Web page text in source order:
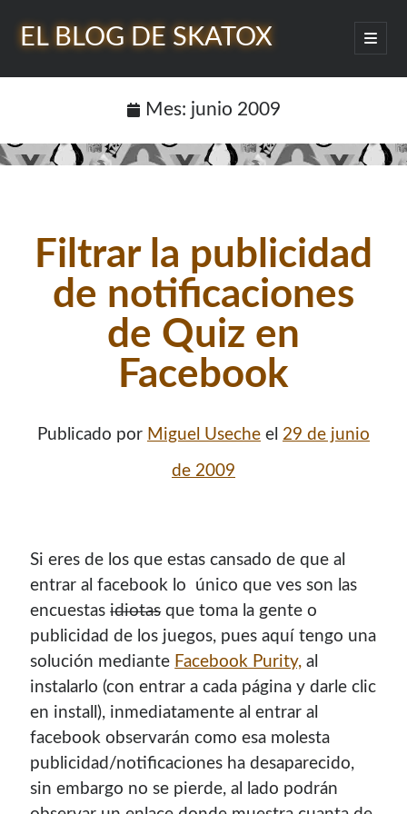
EL BLOG DE SKATOX
abrir
menú
Barra
¡Hola mi nombre es Miguel Useche!
desarrollador web
Hispano
promuevo tecnologías abiertas, mantengoPKGBUILDS
de Archlinux,plugins de WordPress y me gusta organizar
o dar charlas.
Mes: junio 2009
Filtrar la publicidad
de notificaciones
de Quiz en
Facebook
Publicado por Miguel Useche el 29 de junio
de 2009
Si eres de los que estas cansado de que al
entrar al facebook lo único que ves son las
encuestasidiotasque toma la gente o
publicidad de los juegos, pues aquí­ tengo una
solución mediante Facebook Purity, al
instalarlo (con entrar a cada página y darle clic
en install), inmediatamente al entrar al
facebook observarán como esa molesta
publicidad/notificaciones ha desaparecido,
sin embargo no se pierde, al lado podrán